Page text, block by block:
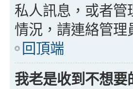
私人訊息，或者
情況，請連絡管理
回頂端
我老是收到不想要